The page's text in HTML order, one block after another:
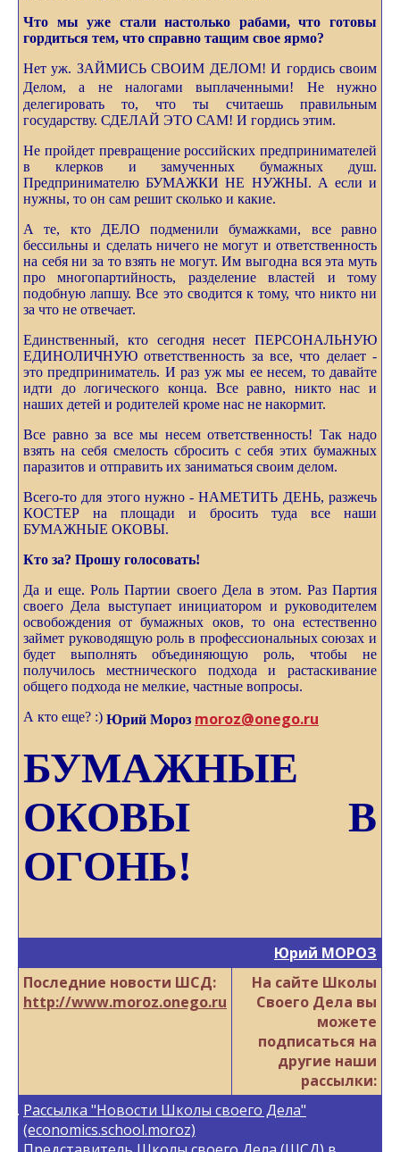
Что мы уже стали настолько рабами, что готовы
гордиться тем, что справно тащим свое ярмо?
Нет уж. ЗАЙМИСЬ СВОИМ ДЕЛОМ! И гордись своим
Делом, а не налогами выплаченными!
Не нужно
делегировать то, что ты считаешь правильным
государству. СДЕЛАЙ ЭТО САМ! И гордись этим.
Не пройдет превращение российских предпринимателей
в клерков и замученных бумажных душ.
Предпринимателю БУМАЖКИ НЕ НУЖНЫ. А если и
нужны, то он сам решит сколько и какие.
А те, кто ДЕЛО подменили бумажками, все равно
бессильны и сделать ничего не могут и ответственность
на себя ни за то взять не могут. Им выгодна вся эта муть
про многопартийность, разделение властей и тому
подобную лапшу. Все это сводится к тому, что никто ни
за что не отвечает.
Единственный, кто сегодня несет ПЕРСОНАЛЬНУЮ
ЕДИНОЛИЧНУЮ ответственность за все, что делает -
это предприниматель. И раз уж мы ее несем, то давайте
идти до логического конца. Все равно, никто нас и
наших детей и родителей кроме нас не накормит.
Все равно за все мы несем ответственность! Так надо
взять на себя смелость сбросить с себя этих бумажных
паразитов и отправить их заниматься своим делом.
Всего-то для этого нужно - НАМЕТИТЬ ДЕНЬ, разжечь
КОСТЕР на площади и бросить туда все наши
БУМАЖНЫЕ ОКОВЫ.
Кто за? Прошу голосовать!
Да и еще. Роль Партии своего Дела в этом. Раз Партия
своего Дела выступает инициатором и руководителем
освобождения от бумажных оков, то она естественно
займет руководящую роль в профессиональных союзах и
будет выполнять объединяющую роль, чтобы не
получилось местнического подхода и растаскивание
общего подхода не мелкие, частные вопросы.
А кто еще? :) Юрий Мороз moroz@onego.ru
БУМАЖНЫЕ
ОКОВЫ В
ОГОНЬ!
Юрий МОРОЗ
Последние новости ШСД:
http://www.moroz.onego.ru
На сайте Школы
Своего Дела вы
можете
подписаться на
другие наши
рассылки:
Рассылка "Новости Школы своего Дела"
(economics.school.moroz)